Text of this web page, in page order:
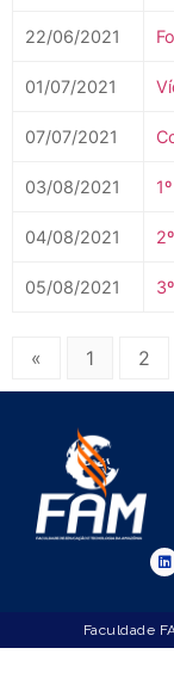
22/06/2021
01/07/2021
07/07/2021
03/08/2021
04/08/2021
05/08/2021
« 1 2
Faculdade